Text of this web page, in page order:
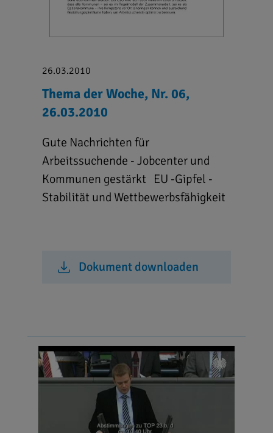
26.03.2010
Thema der Woche, Nr. 06,
26.03.2010
Gute Nachrichten für
Arbeitssuchende - Jobcenter und
Kommunen gestärkt EU -Gipfel -
Stabilität und Wettbewerbsfähigkeit
Dokument downloaden